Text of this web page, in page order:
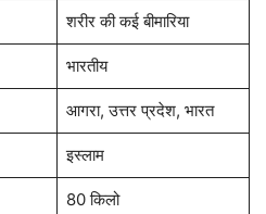
शरीर की कई बीमारिया
भारतीय
आगरा, उत्तर प्रदेश, भारत
इस्लाम
80 किलो